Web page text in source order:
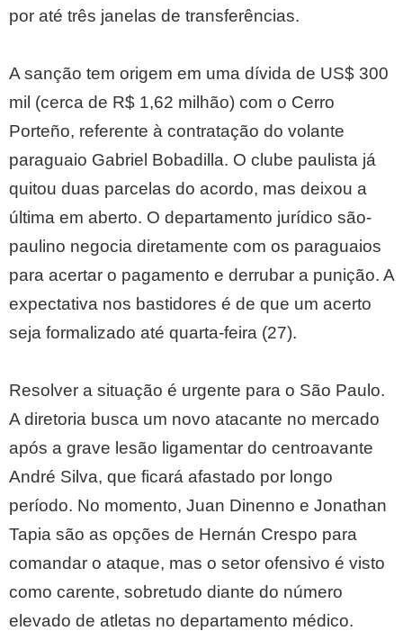
por até três janelas de transferências.
A sanção tem origem em uma dívida de US$ 300
mil (cerca de R$ 1,62 milhão) com o Cerro
Porteño, referente à contratação do volante
paraguaio Gabriel Bobadilla. O clube paulista já
quitou duas parcelas do acordo, mas deixou a
última em aberto. O departamento jurídico são-
paulino negocia diretamente com os paraguaios
para acertar o pagamento e derrubar a punição. A
expectativa nos bastidores é de que um acerto
seja formalizado até quarta-feira (27).
Resolver a situação é urgente para o São Paulo.
A diretoria busca um novo atacante no mercado
após a grave lesão ligamentar do centroavante
André Silva, que ficará afastado por longo
período. No momento, Juan Dinenno e Jonathan
Tapia são as opções de Hernán Crespo para
comandar o ataque, mas o setor ofensivo é visto
como carente, sobretudo diante do número
elevado de atletas no departamento médico.